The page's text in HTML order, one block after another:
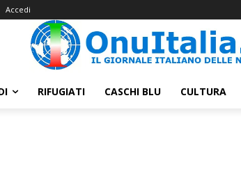
Accedi
RIFUGIATI CASCHI BLU CULTURA